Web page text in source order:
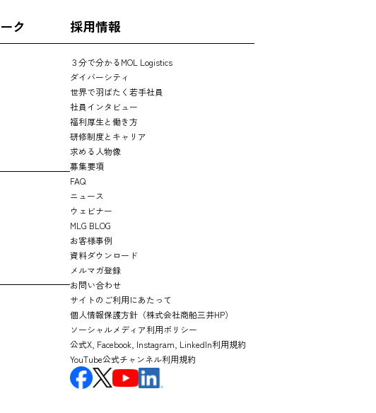
ク 採用情報
３分で分かるMOL Logistics
ダイバーシティ
世界で羽ばたく若手社員
社員インタビュー
福利厚生と働き方
研修制度とキャリア
求める人物像
募集要項
FAQ
ニュース
ウェビナー
MLG BLOG
お客様事例
資料ダウンロード
メルマガ登録
お問い合わせ
サイトのご利用にあたって
個人情報保護方針（株式会社商船三井HP）
ソーシャルメディア利用ポリシー
公式X, Facebook, Instagram, LinkedIn利用規約
YouTube公式チャンネル利用規約